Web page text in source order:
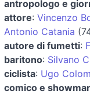
antropologo e
attore: Vincenzo
Antonio Catania
autore di fumetti:
baritono: Silvano
ciclista: Ugo
comico e